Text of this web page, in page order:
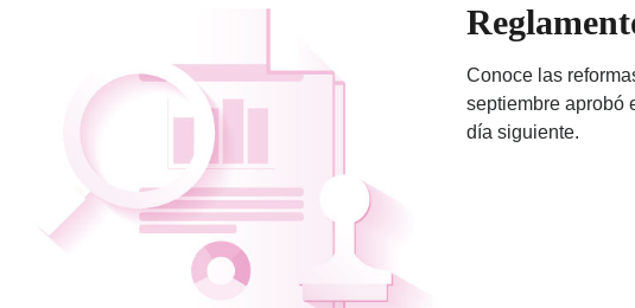
Conoce las
septiembre aprobó
día siguiente.